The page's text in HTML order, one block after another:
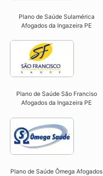
Plano de Saúde Sulamérica
Afogados da Ingazeira PE
Plano de Saúde São Franciso
Afogados da Ingazeira PE​
Plano de Saúde Ômega Afogados